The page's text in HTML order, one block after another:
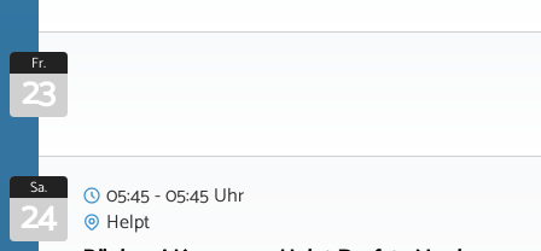
Fr.
23
Sa.
24
05:45 - 05:45 Uhr
Helpt